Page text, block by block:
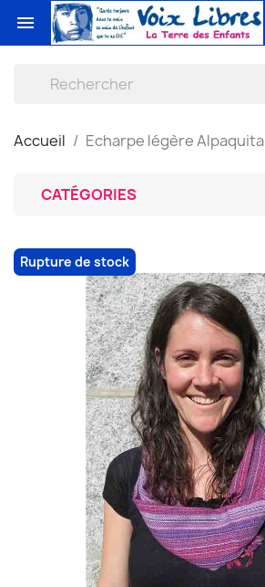

Accueil Echarpe légère Alpaquita
CATÉGORIES
Rupture de stock